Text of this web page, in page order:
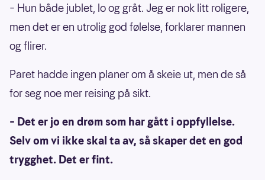
– Hun både jublet, lo og gråt. Jeg er nok litt roligere,
men det er en utrolig god følelse, forklarer mannen
og flirer.
Paret hadde ingen planer om å skeie ut, men de så
for seg noe mer reising på sikt.
– Det er jo en drøm som har gått i oppfyllelse.
Selv om vi ikke skal ta av, så skaper det en god
trygghet. Det er fint.